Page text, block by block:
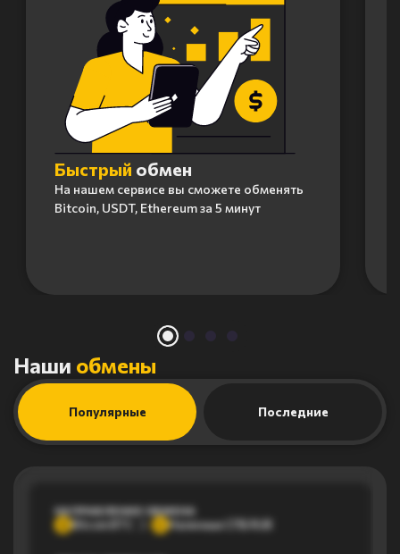
Быстрый обмен
На нашем сервисе вы сможете обменять
Bitcoin, USDT, Ethereum за 5 минут
Наши обмены
Популярные Последние
НАПРАВЛЕНИЕ ОБМЕНА
Bitcoin BTC Наличные СПБ RUB